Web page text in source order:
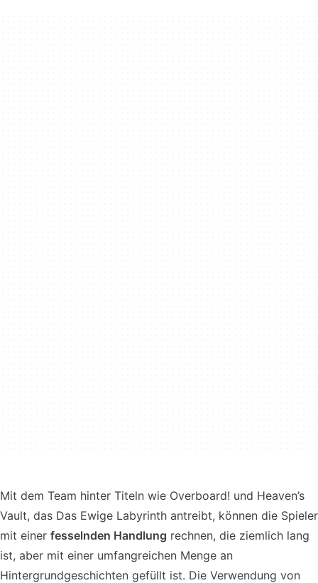
Mit dem Team hinter Titeln wie Overboard! und Heaven’s
Vault, das Das Ewige Labyrinth antreibt, können die Spieler
mit einer fesselnden Handlung rechnen, die ziemlich lang
ist, aber mit einer umfangreichen Menge an
Hintergrundgeschichten gefüllt ist. Die Verwendung von